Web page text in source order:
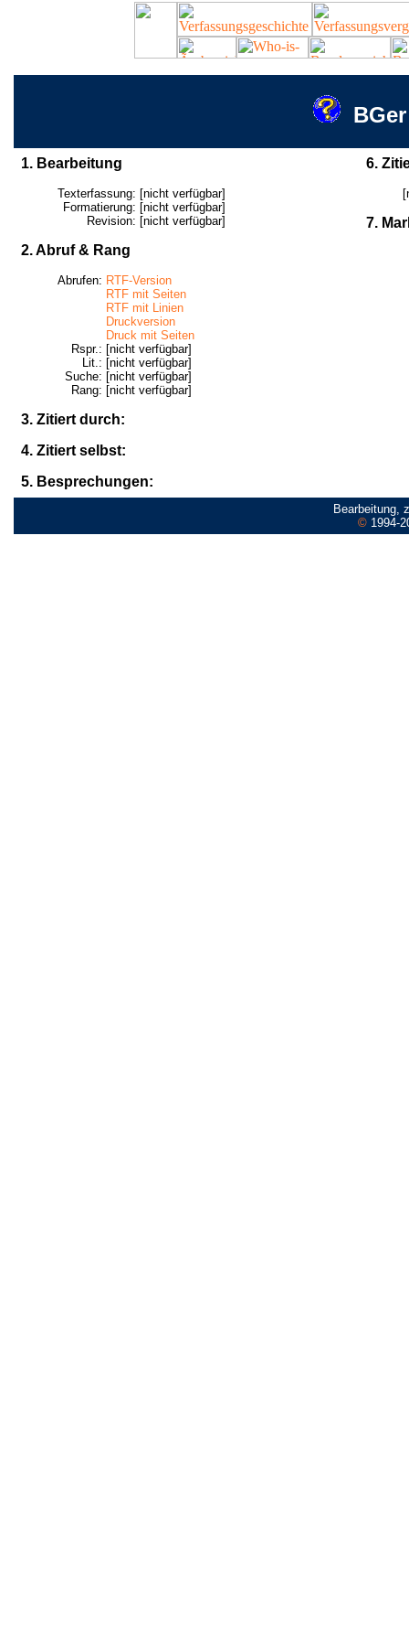
1. Bearbeitung
Texterfassung: [nicht verfügbar]
Formatierung: [nicht verfügbar]
Revision: [nicht verfügbar]
2. Abruf & Rang
Abrufen: RTF-Version
RTF mit Seiten
RTF mit Linien
Druckversion
Druck mit Seiten
Rspr.: [nicht verfügbar]
Lit.: [nicht verfügbar]
Suche: [nicht verfügbar]
Rang: [nicht verfügbar]
3. Zitiert durch:
4. Zitiert selbst:
5. Besprechungen:
6.
7.
Bearbeitung,
©1994-